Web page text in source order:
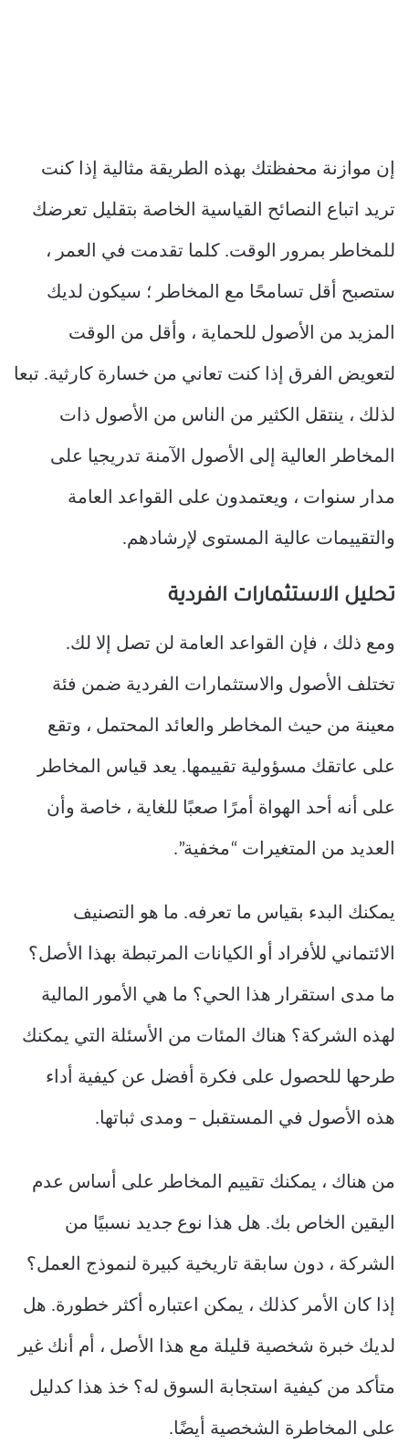
إن موازنة محفظتك بهذه الطريقة مثالية إذا كنت
تريد اتباع النصائح القياسية الخاصة بتقليل تعرضك
للمخاطر بمرور الوقت. كلما تقدمت في العمر ،
ستصبح أقل تسامحًا مع المخاطر ؛ سيكون لديك
المزيد من الأصول للحماية ، وأقل من الوقت
لتعويض الفرق إذا كنت تعاني من خسارة كارثية. تبعا
لذلك ، ينتقل الكثير من الناس من الأصول ذات
المخاطر العالية إلى الأصول الآمنة تدريجيا على
مدار سنوات ، ويعتمدون على القواعد العامة
والتقييمات عالية المستوى لإرشادهم.
تحليل الاستثمارات الفردية
ومع ذلك ، فإن القواعد العامة لن تصل إلا لك.
تختلف الأصول والاستثمارات الفردية ضمن فئة
معينة من حيث المخاطر والعائد المحتمل ، وتقع
على عاتقك مسؤولية تقييمها. يعد قياس المخاطر
على أنه أحد الهواة أمرًا صعبًا للغاية ، خاصة وأن
العديد من المتغيرات “مخفية”.
يمكنك البدء بقياس ما تعرفه. ما هو التصنيف
الائتماني للأفراد أو الكيانات المرتبطة بهذا الأصل؟
ما مدى استقرار هذا الحي؟ ما هي الأمور المالية
لهذه الشركة؟ هناك المئات من الأسئلة التي يمكنك
طرحها للحصول على فكرة أفضل عن كيفية أداء
هذه الأصول في المستقبل – ومدى ثباتها.
من هناك ، يمكنك تقييم المخاطر على أساس عدم
اليقين الخاص بك. هل هذا نوع جديد نسبيًا من
الشركة ، دون سابقة تاريخية كبيرة لنموذج العمل؟
إذا كان الأمر كذلك ، يمكن اعتباره أكثر خطورة. هل
لديك خبرة شخصية قليلة مع هذا الأصل ، أم أنك غير
متأكد من كيفية استجابة السوق له؟ خذ هذا كدليل
على المخاطرة الشخصية أيضًا.